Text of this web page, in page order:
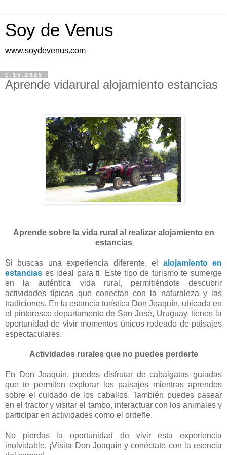
Soy de Venus
www.soydevenus.com
1.15.2025
Aprende vidarural alojamiento estancias
Aprende sobre la vida rural al realizar alojamiento en
estancias
Si buscas una experiencia diferente, el alojamiento en
estancias es ideal para ti. Este tipo de turismo te sumerge
en la auténtica vida rural, permitiéndote descubrir
actividades típicas que conectan con la naturaleza y las
tradiciones. En la estancia turística Don Joaquín, ubicada en
el pintoresco departamento de San José, Uruguay, tienes la
oportunidad de vivir momentos únicos rodeado de paisajes
espectaculares.
Actividades rurales que no puedes perderte
En Don Joaquín, puedes disfrutar de cabalgatas guiadas
que te permiten explorar los paisajes mientras aprendes
sobre el cuidado de los caballos. También puedes pasear
en el tractor y visitar el tambo, interactuar con los animales y
participar en actividades como el ordeñe.
No pierdas la oportunidad de vivir esta experiencia
inolvidable. ¡Visita Don Joaquín y conéctate con la esencia